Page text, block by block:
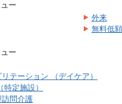
ー
外来
無料低
ー
テーション （デイケア）
特定施設）
問介護